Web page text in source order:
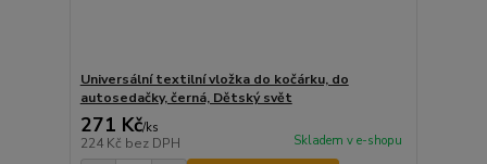
Universální textilní vložka do kočárku, do
autosedačky, černá, Dětský svět
271 Kč/ks
224 Kč bez DPH Skladem v e-shopu